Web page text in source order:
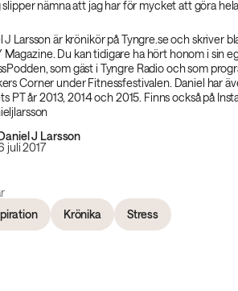
slipper nämna att jag har för mycket att göra
J Larsson är krönikör på Tyngre.se och skriver
Magazine. Du kan tidigare ha hört honom i sin
som gäst i Tyngre Radio och som
Corner under Fitnessfestivalen. Daniel har
PT år 2013, 2014 och 2015. Finns också på
J Larsson
juli 2017
Krönika Stress